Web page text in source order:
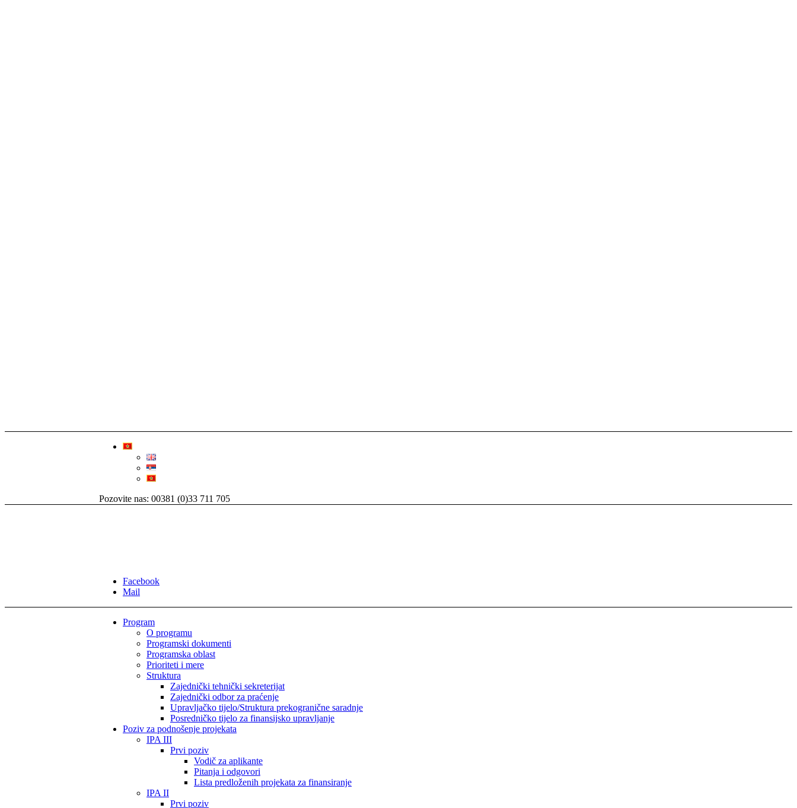
Pozovite nas: 00381 (0)33 711 705
Facebook
Mail
Program
O programu
Programski dokumenti
Programska oblast
Prioriteti i mere
Struktura
Zajednički tehnički sekreterijat
Zajednički odbor za praćenje
Upravljačko tijelo/Struktura prekogranične saradnje
Posredničko tijelo za finansijsko upravljanje
Poziv za podnošenje projekata
IPA III
Prvi poziv
Vodič za aplikante
Pitanja i odgovori
Lista predloženih projekata za finansiranje
IPA II
Prvi poziv